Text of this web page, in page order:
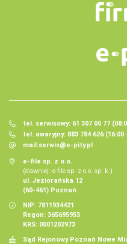
tel. serwisowy: 61 307 00 77
tel. awaryjny: 883 784 626 (16:00
mail:serwis@e-pity.pl
e-file sp. z o.o.
(dawniej: e-file sp. z o.o. sp. k.)
ul. Jeziorańska 12
(60-461) Poznań
NIP: 7811934421
Regon: 365695953
KRS: 0001202973
Sąd Rejonowy Poznań Nowe